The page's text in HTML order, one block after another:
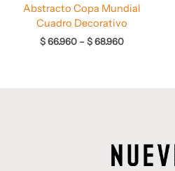
Abstracto Copa Mundial
Cuadro Decorativo
$66.960 –$68.960